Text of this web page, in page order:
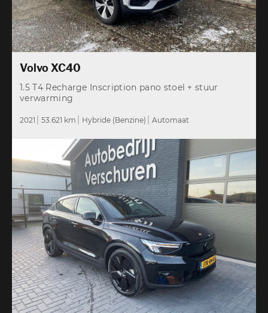
Volvo XC40
1.5 T4 Recharge Inscription pano stoel + stuur
verwarming
2021 53.621 km Hybride (Benzine) Automaat